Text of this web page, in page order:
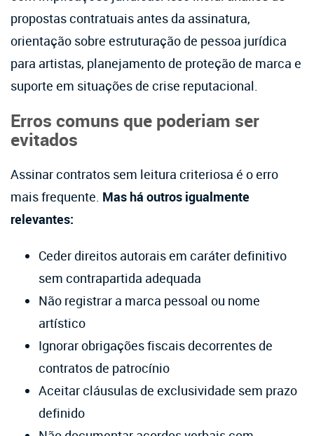
propostas contratuais antes da assinatura,
orientação sobre estruturação de pessoa jurídica
para artistas, planejamento de proteção de marca e
suporte em situações de crise reputacional.
Erros comuns que poderiam ser
evitados
Assinar contratos sem leitura criteriosa é o erro
mais frequente. Mas há outros igualmente
relevantes:
Ceder direitos autorais em caráter definitivo
sem contrapartida adequada
Não registrar a marca pessoal ou nome
artístico
Ignorar obrigações fiscais decorrentes de
contratos de patrocínio
Aceitar cláusulas de exclusividade sem prazo
definido